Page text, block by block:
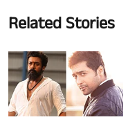
Related Stories